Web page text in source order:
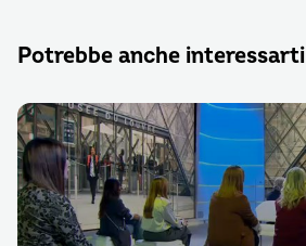
Potrebbe anche interessarti